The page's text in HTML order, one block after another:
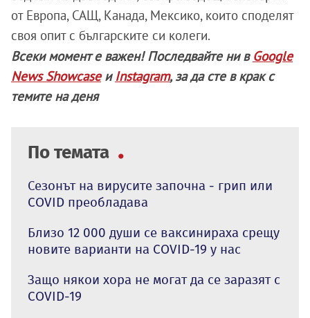
от Европа, САЩ, Канада, Мексико, които споделят
своя опит с българските си колеги.
Всеки момент е важен! Последвайте ни в Google
News Showcaseи Instagram, за да сте в крак с
темите на деня
По темата
Сезонът на вирусите започна - грип или
COVID преобладава
Близо 12 000 души се ваксинираха срещу
новите варианти на COVID-19 у нас
Защо някои хора не могат да се заразят с
COVID-19